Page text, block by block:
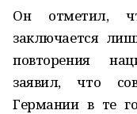
Он отметил,
заключается
повторения
заявил, что
Германии в те